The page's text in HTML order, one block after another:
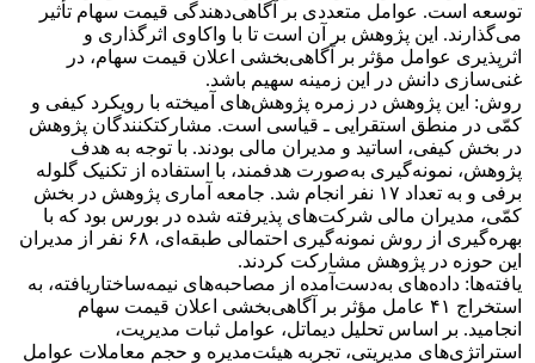
توسعه است. عوامل متعددی بر آگاهی‌دهندگی قیمت سهام تأثیر
می‌گذارند. این پژوهش بر آن است تا با واکاوی اثرگذاری و
اثرپذیری عوامل مؤثر بر آگاهی‌بخشی اعلان قیمت سهام، در
غنی‌سازی دانش در این زمینه سهیم باشد.
روش: این پژوهش در زمره پژوهش‌های آمیخته با رویکرد کیفی و
کمّی در منطق استقرایی ـ قیاسی است. مشارکت‎کنندگان پژوهش
در بخش کیفی، اساتید و مدیران مالی بودند. با توجه به هدف
پژوهش، نمونه‌گیری به‌صورت هدفمند، با استفاده از تکنیک گلوله
برفی و به تعداد ۱۷ نفر انجام شد. جامعه آماری پژوهش در بخش
کمّی، مدیران مالی شرکت‌های پذیرفته شده در بورس بود که با
بهره‌گیری از روش نمونه‌گیری احتمالی طبقه‌ای، ۶۸ نفر از مدیران
این حوزه در پژوهش مشارکت کردند.
یافته‌ها: داده‌های به‌دست‌آمده از مصاحبه‌های نیمه‌ساختاریافته، به
استخراج ۴۱ عامل مؤثر بر آگاهی‌بخشی اعلان قیمت سهام
انجامید. بر اساس تحلیل دیماتل، عوامل ثبات مدیریت،
استراتژی‌های مدیریتی، تجربه هیئت‌مدیره و حجم معاملات عوامل